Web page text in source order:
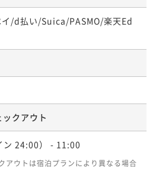
/d払い/Suica/PASMO/楽天Ed
クアウト
ン 24:00） - 11:00
アウトは宿泊プランにより異なる場合